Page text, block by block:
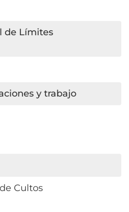
de Límites
y trabajo
Cultos